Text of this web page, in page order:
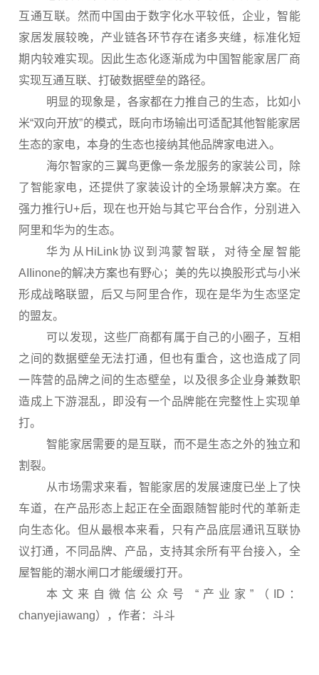
互通互联。然而中国由于数字化水平较低，企业，智能
家居发展较晚，产业链各环节存在诸多夹缝，标准化短
期内较难实现。因此生态化逐渐成为中国智能家居厂商
实现互通互联、打破数据壁垒的路径。
明显的现象是，各家都在力推自己的生态，比如小
米“双向开放”的模式，既向市场输出可适配其他智能家居
生态的家电，本身的生态也接纳其他品牌家电进入。
海尔智家的三翼鸟更像一条龙服务的家装公司，除
了智能家电，还提供了家装设计的全场景解决方案。在
强力推行U+后，现在也开始与其它平台合作，分别进入
阿里和华为的生态。
华为从HiLink协议到鸿蒙智联，对待全屋智能
AIIinone的解决方案也有野心；美的先以换股形式与小米
形成战略联盟，后又与阿里合作，现在是华为生态坚定
的盟友。
可以发现，这些厂商都有属于自己的小圈子，互相
之间的数据壁垒无法打通，但也有重合，这也造成了同
一阵营的品牌之间的生态壁垒，以及很多企业身兼数职
造成上下游混乱，即没有一个品牌能在完整性上实现单
打。
智能家居需要的是互联，而不是生态之外的独立和
割裂。
从市场需求来看，智能家居的发展速度已坐上了快
车道，在产品形态上起正在全面跟随智能时代的革新走
向生态化。但从最根本来看，只有产品底层通讯互联协
议打通，不同品牌、产品，支持其余所有平台接入，全
屋智能的潮水闸口才能缓缓打开。
本文来自微信公众号 “产业家”（ID：
chanyejiawang），作者：斗斗